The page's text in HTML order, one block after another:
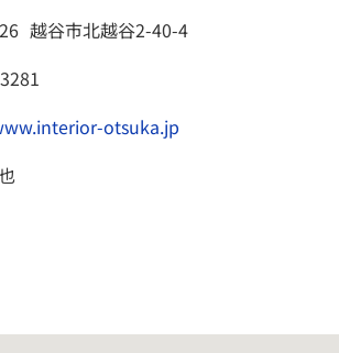
越谷市北越谷2-40-4
otsuka.jp